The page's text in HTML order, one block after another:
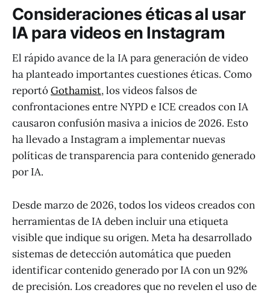
Consideraciones éticas al usar
IA para videos en Instagram
El rápido avance de la IA para generación de video
ha planteado importantes cuestiones éticas. Como
reportóGothamist, los videos falsos de
confrontaciones entre NYPD e ICE creados con IA
causaron confusión masiva a inicios de 2026. Esto
ha llevado a Instagram a implementar nuevas
políticas de transparencia para contenido generado
por IA.
Desde marzo de 2026, todos los videos creados con
herramientas de IA deben incluir una etiqueta
visible que indique su origen. Meta ha desarrollado
sistemas de detección automática que pueden
identificar contenido generado por IA con un 92%
de precisión. Los creadores que no revelen el uso de